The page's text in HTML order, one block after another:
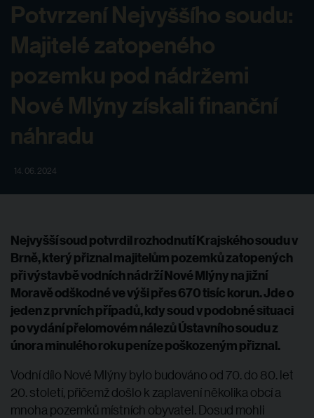
Potvrzení Nejvyššího soudu:
Majitelé zatopeného
pozemku pod nádržemi
Nové Mlýny získali finanční
náhradu
14. 06. 2024
Nejvyšší soud potvrdil rozhodnutí Krajského soudu v
Brně, který přiznal majitelům pozemků zatopených
při výstavbě vodních nádrží Nové Mlýny na jižní
Moravě odškodné ve výši přes 670 tisíc korun. Jde o
jeden z prvních případů, kdy soud v podobné situaci
po vydání přelomovém nálezů Ústavního soudu z
února minulého roku peníze poškozeným přiznal.
Vodní dílo Nové Mlýny bylo budováno od 70. do 80. let
20. století, přičemž došlo k zaplavení několika obcí a
mnoha pozemků místních obyvatel. Dosud mohli